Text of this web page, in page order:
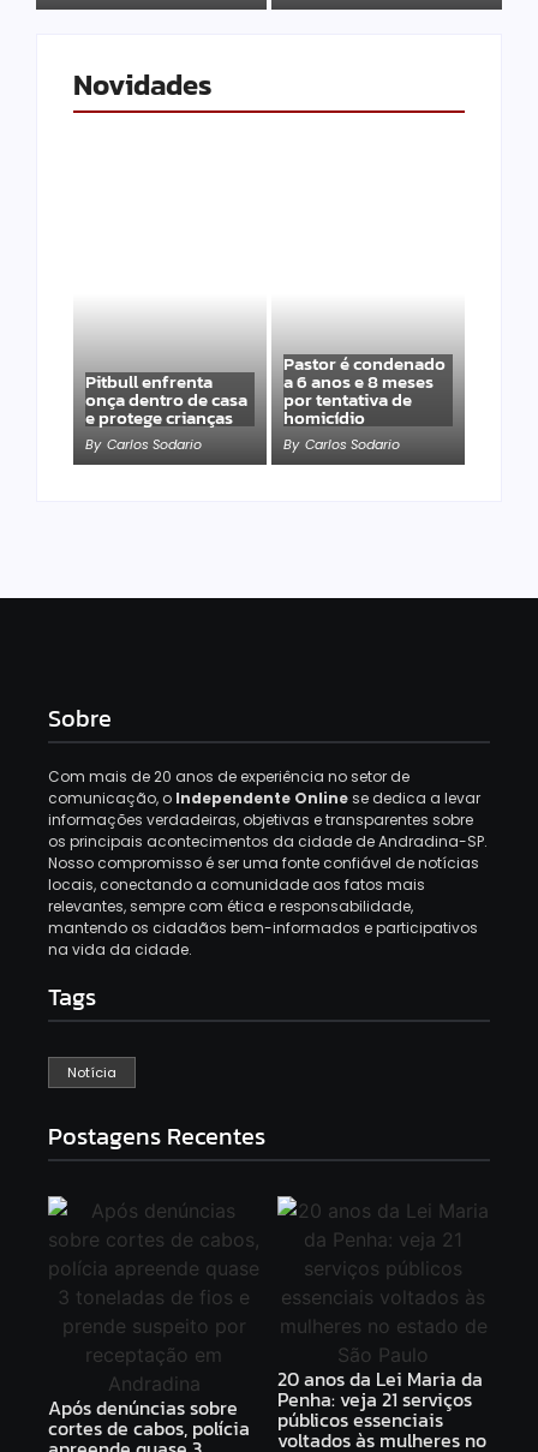
Novidades
Pitbull enfrenta
onça dentro de casa
e protege crianças
By Carlos Sodario
Pastor é condenado
a 6 anos e 8 meses
por tentativa de
homicídio
By Carlos Sodario
Sobre
Com mais de 20 anos de experiência no setor de
comunicação, o Independente Onlinese dedica a levar
informações verdadeiras, objetivas e transparentes sobre
os principais acontecimentos da cidade de Andradina-SP.
Nosso compromisso é ser uma fonte confiável de notícias
locais, conectando a comunidade aos fatos mais
relevantes, sempre com ética e responsabilidade,
mantendo os cidadãos bem-informados e participativos
na vida da cidade.
Tags
Notícia
Postagens Recentes
Após denúncias sobre
cortes de cabos, polícia
20 anos da Lei Maria da
Penha: veja 21 serviços
públicos essenciais
voltados às mulheres no